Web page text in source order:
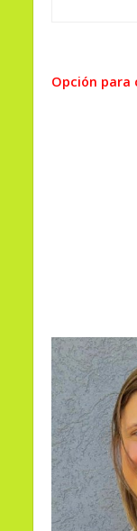
Opción para